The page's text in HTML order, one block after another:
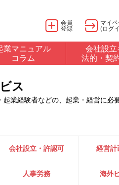
会員
登録
マイ
(ログ
業マニュアル
コラム
会社設立
法的・契
ス
業経験者などの、起業・経営に必
会社設立・許認可 経営計
人事労務 海外